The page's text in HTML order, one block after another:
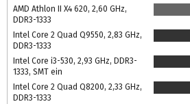
AMD Athlon II X4 620, 2,60 GHz,
DDR3-1333
Intel Core 2 Quad Q9550, 2,83 GHz,
DDR3-1333
Intel Core i3-530, 2,93 GHz, DDR3-
1333, SMT ein
Intel Core 2 Quad Q8200, 2,33 GHz,
DDR3-1333